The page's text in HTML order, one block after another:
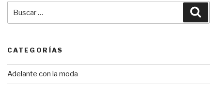
CATEGORÍAS
Adelante con la moda